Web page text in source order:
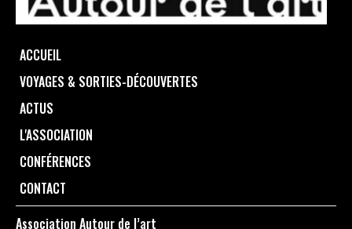
ACCUEIL
VOYAGES & SORTIES-DÉCOUVERTES
ACTUS
L'ASSOCIATION
CONFÉRENCES
CONTACT
Association Autour de l’art